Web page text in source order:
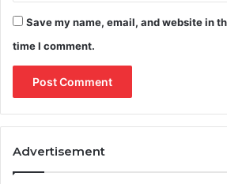
Save my name, email, and website in
time I comment.
Advertisement